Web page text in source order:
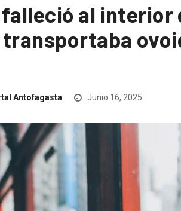
al interior
Antofagasta Junio 16, 2025